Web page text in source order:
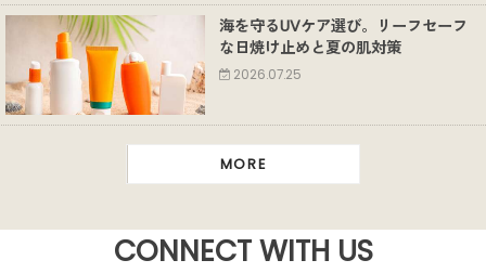
海を守るUVケア選び。リーフセーフ
な日焼け止めと夏の肌対策
2026.07.25
MORE
CONNECT WITH US